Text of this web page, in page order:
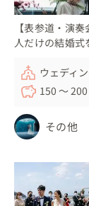
タキシードで
このくらいの
前撮りなら良
【表参道・演
人だけの結婚式
ウェディ
150 〜
その他